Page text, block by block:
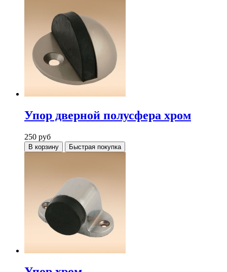
Упор дверной полусфера хром
250 руб
В корзину Быстрая покупка